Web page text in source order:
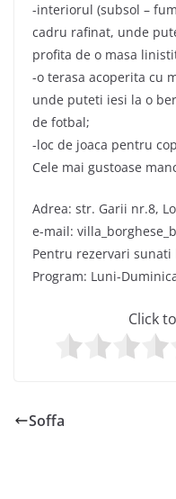
-interiorul (subsol –
cadru rafinat, unde
profita de o masa
-o terasa acoperita cu
unde puteti iesi la o
de fotbal;
-loc de joaca pentru
Cele mai gustoase
Adrea: str. Garii nr.8,
e-mail:
Pentru rezervari sunati
Program: Luni-
Click
Soffa